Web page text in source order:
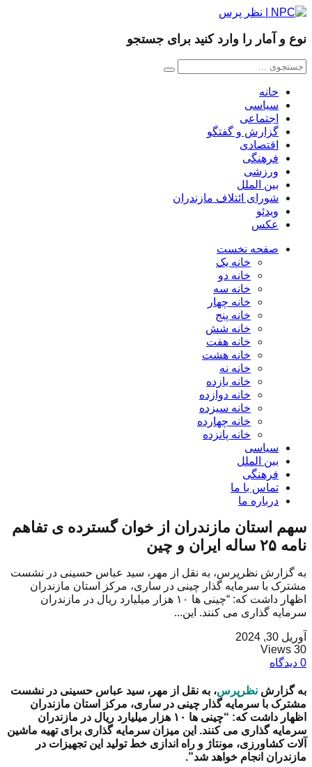
نوع و آمار را وارد کنید برای جستجو
خانه
سیاسی
اجتماعی
گزارش و گفتگو
اقتصادی
فرهنگی
ورزشی
بین الملل
شورای ائتلاف مازندران
ویدئو
عکس
صفحه نخست
خانه یک
خانه دو
خانه سه
خانه چهار
خانه پنج
خانه شش
خانه هفت
خانه هشت
خانه نه
خانه یازده
خانه دوازده
خانه سیزده
خانه چهارده
خانه پانزده
سیاسی
بین الملل
فرهنگی
تماس با ما
درباره ما
سهم استان مازندران از خوان گسترده ی تفاهم
نامه ۲۵ ساله ایران و چین
به گزارش نظرپرس، به نقل از مهر، سید عباس حسینی در نشست
مشترک با سرمایه گذار چینی در ساری، مرکز استان مازندران
اظهار داشت که: “چینی ها ۱۰ هزار میلیارد ریال در مازندران
سرمایه گذاری می کنند. این...
آوریل 30, 2024
30 Views
0 دیدگاه
به گزارش نظرپرس، به نقل از مهر، سید عباس حسینی در نشست
مشترک با سرمایه گذار چینی در ساری، مرکز استان مازندران
اظهار داشت که: “چینی ها ۱۰ هزار میلیارد ریال در مازندران
سرمایه گذاری می کنند. این میزان سرمایه گذاری برای تهیه ماشین
آلات کشاورزی، مونتاژ و راه اندازی خط تولید این تجهیزات در
مازندران انجام خواهد شد”.